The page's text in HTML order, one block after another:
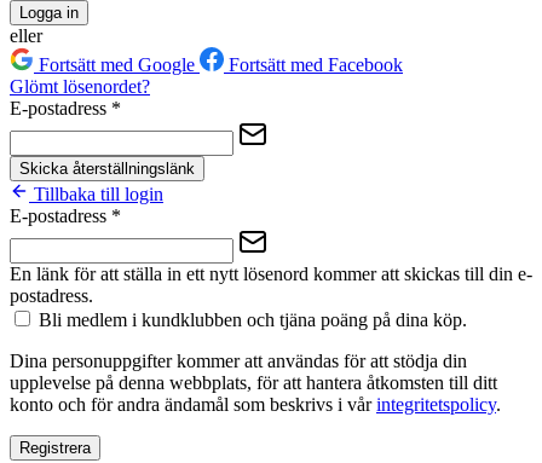
Logga in
eller
Fortsätt med Google
Fortsätt med Facebook
Glömt lösenordet?
E-postadress *
Skicka återställningslänk
Tillbaka till login
E-postadress *
En länk för att ställa in ett nytt lösenord kommer att skickas till din e-
postadress.
Bli medlem i kundklubben och tjäna poäng på dina köp.
Dina personuppgifter kommer att användas för att stödja din
upplevelse på denna webbplats, för att hantera åtkomsten till ditt
konto och för andra ändamål som beskrivs i vårintegritetspolicy.
Registrera